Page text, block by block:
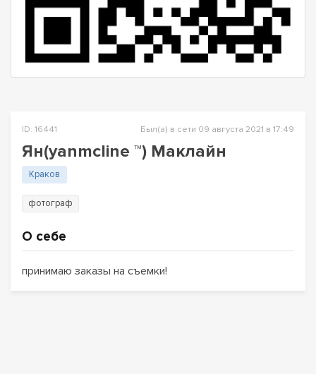
ID: 16441 Был(а) в сети 09 августа 2021 в 17:49
Ян(yanmcline ™) Маклайн
Краков
фотограф
О себе
принимаю заказы на съемки!